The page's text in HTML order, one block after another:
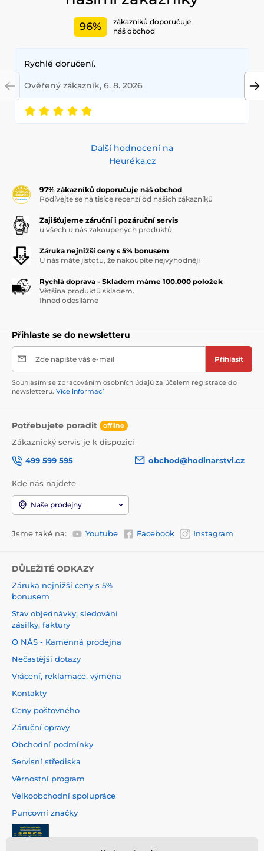
96%
zákazníků doporučuje
náš obchod
Rychlé doručení.
Ověřený zákazník, 6. 8. 2026
Další hodnocení na
Heuréka.cz
97% zákazníků doporučuje náš obchod
Podívejte se na tisíce recenzí od našich zákazníků
Zajišťujeme záruční i pozáruční servis
u všech u nás zakoupených produktů
Záruka nejnižší ceny s 5% bonusem
U nás máte jistotu, že nakoupíte nejvýhodněji
Rychlá doprava - Skladem máme 100.000 položek
Většina produktů skladem.
Ihned odesíláme
Přihlaste se do newsletteru
Zde napište váš e-mail Přihlásit
Souhlasím se zpracováním osobních údajů za účelem registrace do
newsletteru. Více informací
Potřebujete poradit offline
Zákaznický servis je k dispozici
499 599 595
obchod@hodinarstvi.cz
Kde nás najdete
Naše prodejny
Jsme také na: Youtube Facebook Instagram
DŮLEŽITÉ ODKAZY
Záruka nejnižší ceny s 5%
bonusem
Stav objednávky, sledování
zásilky, faktury
O NÁS - Kamenná prodejna
Nečastější dotazy
Vrácení, reklamace, výměna
Kontakty
Ceny poštovného
Záruční opravy
Obchodní podmínky
Servisní střediska
Věrnostní program
Velkoobchodní spolupráce
Puncovní značky